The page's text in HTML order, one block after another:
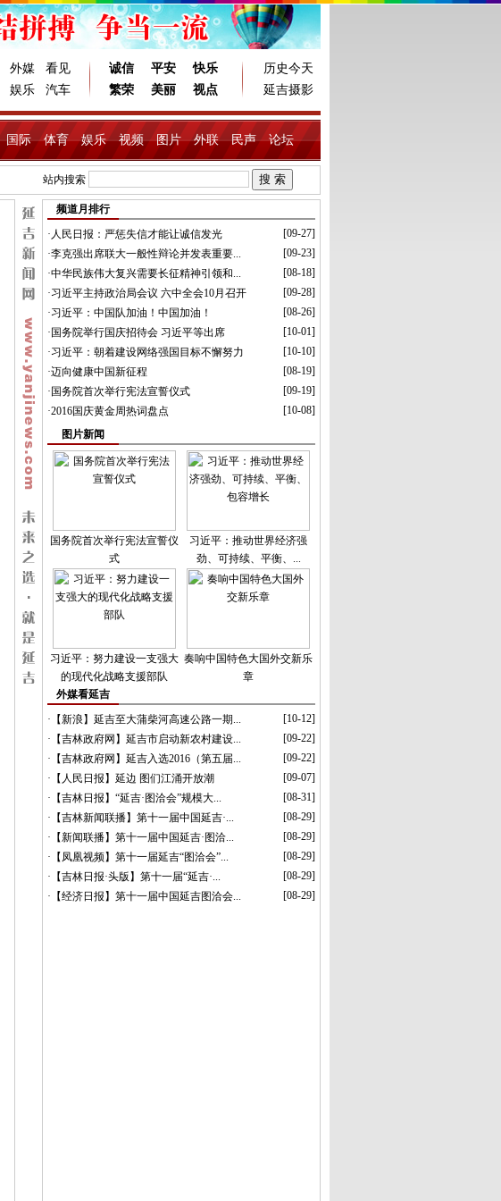
外媒 看见 诚信 平安 快乐
历史今天
娱乐 汽车 繁荣 美丽 视点 延吉摄影
国际 体育 娱乐 视频 图片 外联 民声 论坛
站内搜索
频道月排行
· 人民日报：严惩失信才能让诚信发光
[09-27]
·李克强出席联大一般性辩论并发表重要...
[09-23]
·中华民族伟大复兴需要长征精神引领和...
[08-18]
·习近平主持政治局会议 六中全会10月召开
[09-28]
·习近平：中国队加油！中国加油！
[08-26]
· 国务院举行国庆招待会 习近平等出席
[10-01]
·习近平：朝着建设网络强国目标不懈努力
[10-10]
·迈向健康中国新征程
[08-19]
· 国务院首次举行宪法宣誓仪式
[09-19]
·2016国庆黄金周热词盘点
[10-08]
图片新闻
国务院首次举行宪法宣誓仪
式
习近平：推动世界经济强
劲、可持续、平衡、...
习近平：努力建设一支强大
的现代化战略支援部队
奏响中国特色大国外交新乐
章
外媒看延吉
· 【新浪】延吉至大蒲柴河高速公路一期...
[10-12]
· 【吉林政府网】延吉市启动新农村建设...
[09-22]
· 【吉林政府网】延吉入选2016（第五届...
[09-22]
· 【人民日报】延边 图们江涌开放潮
[09-07]
· 【吉林日报】“延吉·图洽会”规模大...
[08-31]
· 【吉林新闻联播】第十一届中国延吉·...
[08-29]
· 【新闻联播】第十一届中国延吉·图洽...
[08-29]
· 【凤凰视频】第十一届延吉“图洽会”...
[08-29]
· 【吉林日报·头版】第十一届“延吉·...
[08-29]
· 【经济日报】第十一届中国延吉图洽会... [08-29]